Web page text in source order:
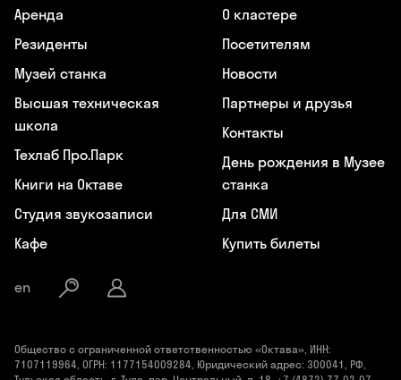
Аренда
Резиденты
Музей станка
Высшая техническая
школа
Техлаб Про.Парк
Книги на Октаве
Студия звукозаписи
Кафе
О кластере
Посетителям
Новости
Партнеры и друзья
Контакты
День рождения в Музее
станка
Для СМИ
Купить билеты
en
Общество с ограниченной ответственностью «Октава», ИНН:
7107119964, ОГРН: 1177154009284, Юридический адрес: 300041, РФ,